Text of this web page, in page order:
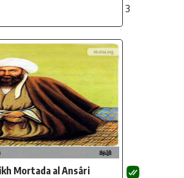
3
Mortada al Ansâri